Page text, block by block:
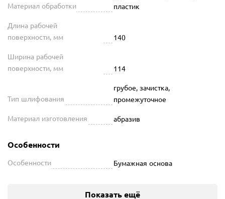
Материал обработки
пластик
Длина рабочей
поверхности, мм
140
Ширина рабочей
поверхности, мм
114
Тип шлифования
грубое, зачистка,
промежуточное
Материал изготовления абразив
Особенности
Особенности Бумажная основа
Показать ещё